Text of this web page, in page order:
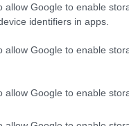
allow Google to enable
identifiers in apps.
allow Google to enable
allow Google to enable